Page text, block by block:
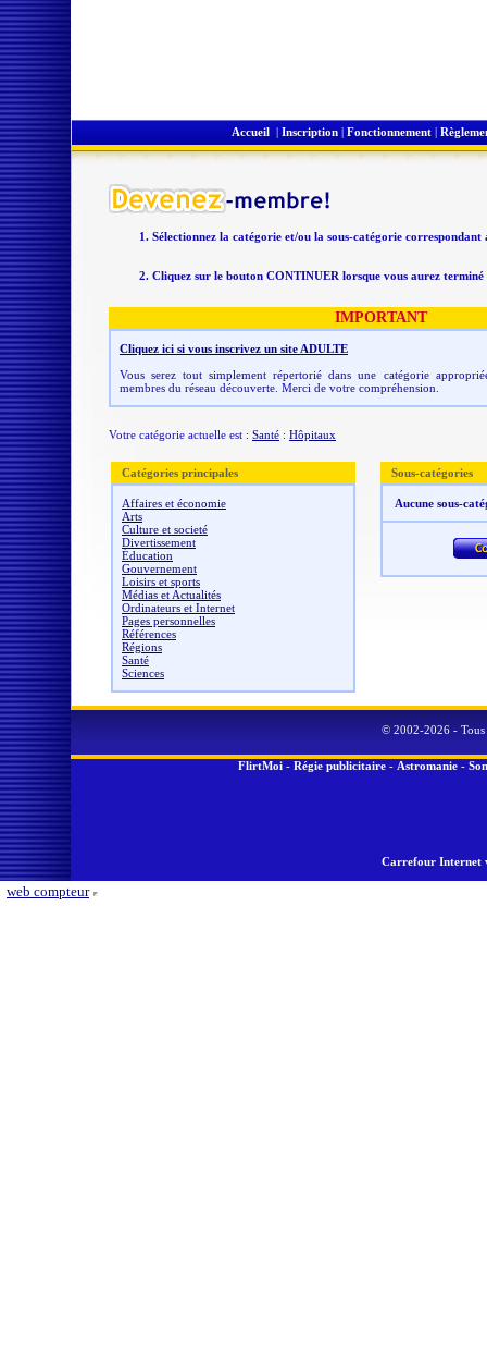
Accueil | Inscription | Fonctionnement |
Sélectionnez la catégorie et/ou la sous-catégorie correspondant
Cliquez sur le bouton CONTINUER lorsque vous aurez terminé
IMPORTANT
Cliquez ici si vous inscrivez un site ADULTE
Vous serez tout simplement répertorié dans une catégorie
membres du réseau découverte. Merci de votre compréhension.
Votre catégorie actuelle est : Santé : Hôpitaux
Catégories principales
Affaires et économie
Arts
Culture et societé
Divertissement
Éducation
Gouvernement
Loisirs et sports
Médias et Actualités
Ordinateurs et Internet
Pages personnelles
Références
Régions
Santé
Sciences
Sous-catégories
Aucune sous-
© 2002-2026 - Tous
FlirtMoi - Régie publicitaire - Astromanie -
Carrefour Internet
web compteur